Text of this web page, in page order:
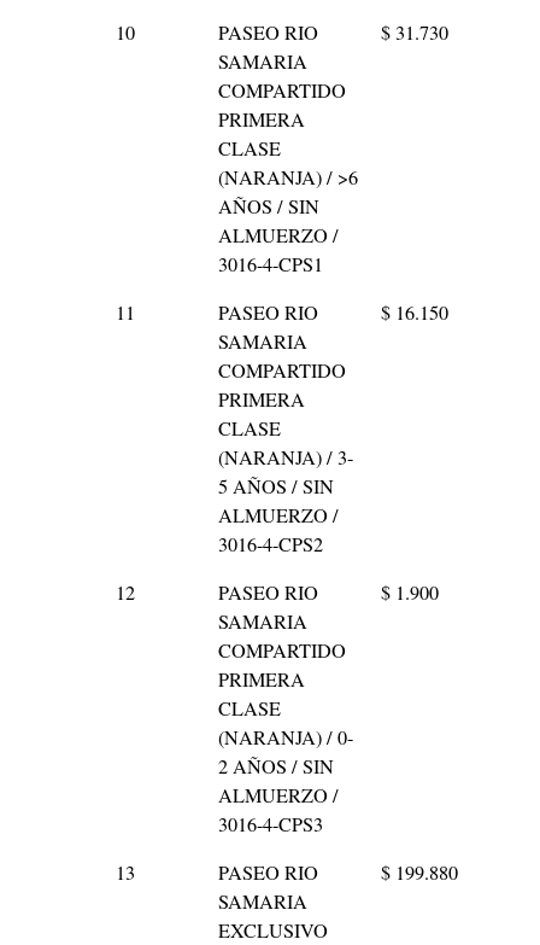
10
PASEO RIO
SAMARIA
COMPARTIDO
PRIMERA
CLASE
(NARANJA) / >6
AÑOS / SIN
ALMUERZO /
3016-4-CPS1
$ 31.730
11
PASEO RIO
SAMARIA
COMPARTIDO
PRIMERA
CLASE
(NARANJA) / 3-
5 AÑOS / SIN
ALMUERZO /
3016-4-CPS2
$ 16.150
12
PASEO RIO
SAMARIA
COMPARTIDO
PRIMERA
CLASE
(NARANJA) / 0-
2 AÑOS / SIN
ALMUERZO /
3016-4-CPS3
$ 1.900
13
PASEO RIO
SAMARIA
EXCLUSIVO
$ 199.880